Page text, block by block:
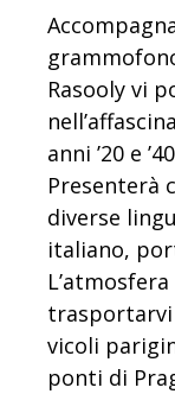
Rasooly vi
anni ’20 e
Presenterà
diverse
italiano,
vicoli
ponti di